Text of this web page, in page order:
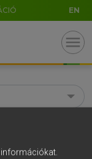
EN
menu